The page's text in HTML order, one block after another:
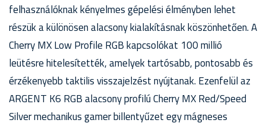
felhasználóknak kényelmes gépelési élményben lehet
részük a különösen alacsony kialakításnak köszönhetően. A
Cherry MX Low Profile RGB kapcsolókat 100 millió
leütésre hitelesítették, amelyek tartósabb, pontosabb és
érzékenyebb taktilis visszajelzést nyújtanak. Ezenfelül az
ARGENT K6 RGB alacsony profilú Cherry MX Red/Speed
Silver mechanikus gamer billentyűzet egy mágneses